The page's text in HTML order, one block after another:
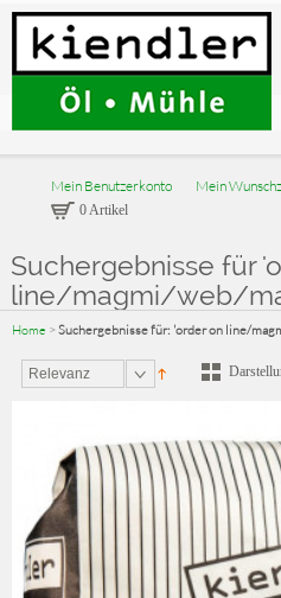
Mein Benutzerkonto Mein
0 Artikel
Suchergebnisse für
line/magmi/web/
Home > Suchergebnisse für: 'order on line/
Relevanz